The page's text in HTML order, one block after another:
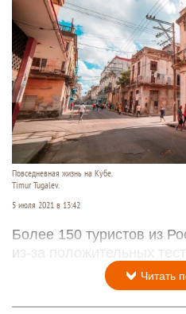
Повседневная жизнь на Кубе.
Timur Tugalev.
5 июля 2021 в 13:42
Более 150 туристов из
из-за положительных
Читать